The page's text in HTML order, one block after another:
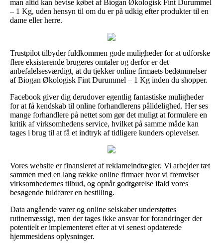
man altid kan bevise købet af Biogan Økologisk Fint Durummel
– 1 Kg, uden hensyn til om du er på udkig efter produkter til en
dame eller herre.
Trustpilot tilbyder fuldkommen gode muligheder for at udforske
flere eksisterende brugeres omtaler og derfor er det
anbefalelsesværdigt, at du tjekker online firmaets bedømmelser
af Biogan Økologisk Fint Durummel – 1 Kg inden du shopper.
Facebook giver dig derudover egentlig fantastiske muligheder
for at få kendskab til online forhandlerens pålidelighed. Her ses
mange forhandlere på nettet som gør det muligt at formulere en
kritik af virksomhedens service, hvilket på samme måde kan
tages i brug til at få et indtryk af tidligere kunders oplevelser.
Vores website er finansieret af reklameindtægter. Vi arbejder tæt
sammen med en lang række online firmaer hvor vi fremviser
virksomhedernes tilbud, og opnår godtgørelse ifald vores
besøgende fuldfører en bestilling.
Data angående varer og online selskaber understøttes
rutinemæssigt, men der tages ikke ansvar for forandringer der
potentielt er implementeret efter at vi senest opdaterede
hjemmesidens oplysninger.